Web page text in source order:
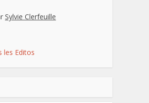
Sylvie Clerfeuille
les Editos